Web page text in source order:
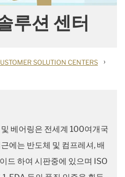
루션 센터
SOLUTION CENTERS ›
베어링은 전세계 100여개국
에는 반도체 및 컴프레셔, 배
드 하여 시판중에 있으며 ISO